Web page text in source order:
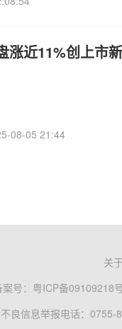
近11%创上市
08-05 21:44
关
号： 粤ICP备09109218
良信息举报电话：0755-